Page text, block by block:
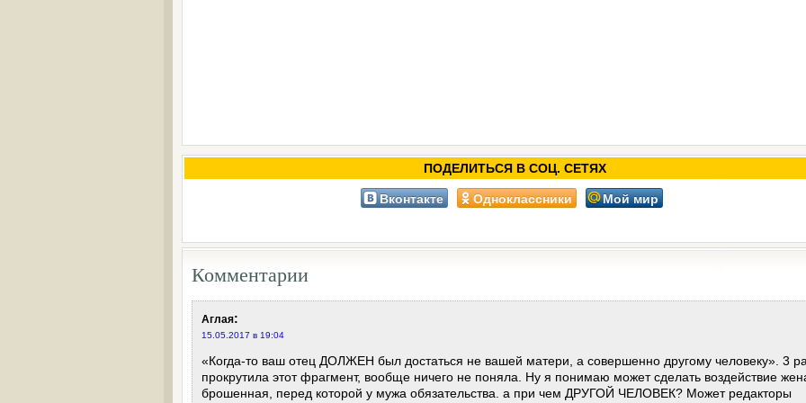
ПОДЕЛИТЬСЯ В СОЦ. СЕТЯХ
Вконтакте Одноклассники Мой мир
Комментарии
Аглая:
15.05.2017 в 19:04
«Когда-то ваш отец ДОЛЖЕН был достаться не вашей матери, а совершенно другому человеку». 3
прокрутила этот фрагмент, вообще ничего не поняла. Ну я понимаю может сделать воздействие
брошенная, перед которой у мужа обязательства. а при чем ДРУГОЙ ЧЕЛОВЕК? Может редакторы